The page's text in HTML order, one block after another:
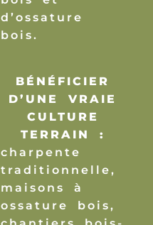
d’ossature
bois.
BÉNÉFICIER
D’UNE VRAIE
CULTURE
TERRAIN :
charpente
traditionnelle,
maisons à
ossature bois,